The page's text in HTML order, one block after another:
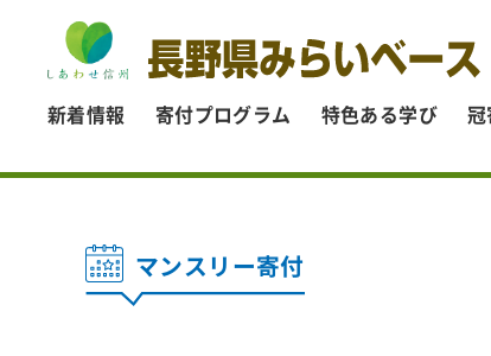
新着情報 寄付プログラム 特色ある学び 冠
マンスリー寄付